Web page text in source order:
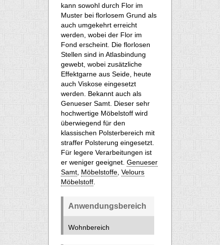
kann sowohl durch Flor im
Muster bei florlosem Grund als
auch umgekehrt erreicht
werden, wobei der Flor im
Fond erscheint. Die florlosen
Stellen sind in Atlasbindung
gewebt, wobei zusätzliche
Effektgarne aus Seide, heute
auch Viskose eingesetzt
werden. Bekannt auch als
Genueser Samt. Dieser sehr
hochwertige Möbelstoff wird
überwiegend für den
klassischen Polsterbereich mit
straffer Polsterung eingesetzt.
Für legere Verarbeitungen ist
er weniger geeignet. Genueser
Samt Möbelstoffe Velours
Möbelstoff
Anwendungsbereich
Wohnbereich